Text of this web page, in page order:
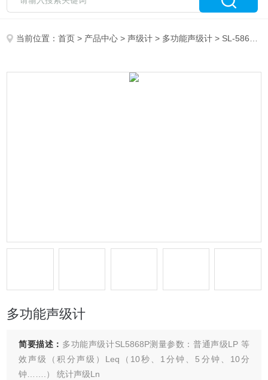
当前位置：首页 > 产品中心 >声级计 > 多功能声级计 > SL-5868P多功能声级计
多功能声级计
简要描述： 多功能声级计SL5868P测量参数：普通声级LP 等
效声级（积分声级）Leq（10秒、1分钟、5分钟、10分
钟…….） 统计声级Ln